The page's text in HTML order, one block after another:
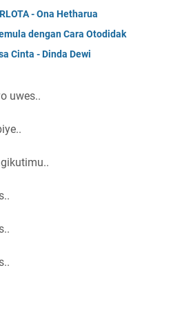
- Ona Hetharua
dengan Cara Otodidak
Cinta - Dinda Dewi
uwes..